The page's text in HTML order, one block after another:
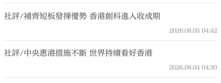
社評/補齊短板發揮優勢 香港創科進入收成期
2026.08.05 04:42
社評/中央惠港措施不斷 世界持續看好香港
2026.08.04 04:30